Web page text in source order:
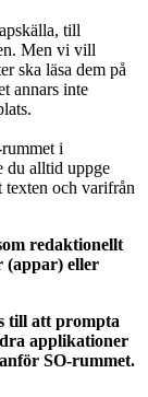
till
Men vi vill
ska läsa dem på
annars inte
i
du alltid uppge
och varifrån
redaktionellt
(appar) eller
till att prompta
applikationer
SO-rummet.